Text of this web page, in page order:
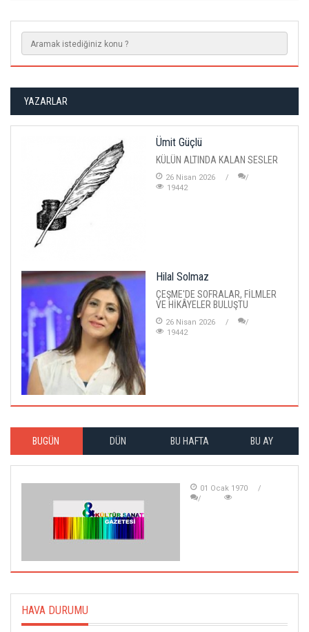
YAZARLAR
Ümit Güçlü
KÜLÜN ALTINDA KALAN SESLER
26 Nisan 2026
19442
Hilal Solmaz
ÇEŞME'DE SOFRALAR, FİLMLER
VE HİKÂYELER BULUŞTU
26 Nisan 2026
19442
BUGÜN DÜN BU HAFTA BU AY
01 Ocak 1970
HAVA DURUMU